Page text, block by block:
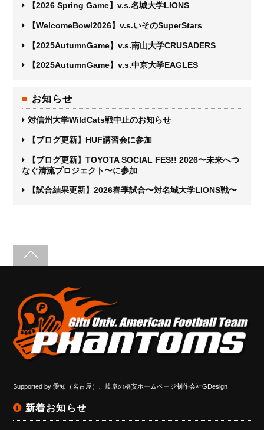
【2026 Spring Game】v.s.名城大学LIONS
【WelcomeBowl2026】v.s.いそのSuperStars
【2025AutumnGame】v.s.南山大学CRUSADERS
【2025AutumnGame】v.s.中京大学EAGLES
お知らせ
対信州大学WildCats戦中止のお知らせ
【ブログ更新】HUF講習会に参加
【ブログ更新】TOYOTA SOCIAL FES!! 2026〜未来へつ
なぐ清流プロジェクト〜に参加
【試合結果更新】2026春季試合〜対名城大学LIONS戦〜
Supported by愛知（名古屋）、岐阜の格安ホームページ制作会社GDesign
新着お知らせ